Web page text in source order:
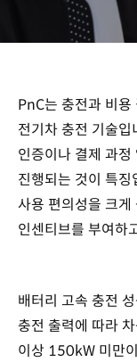
PnC는 충전과 비용
전기차 충전 기술
인증이나 결제 과
진행되는 것이 특
사용 편의성을 크게
인센티브를 부여하
배터리 고속 충전
충전 출력에 따라
이상 150kW 미만